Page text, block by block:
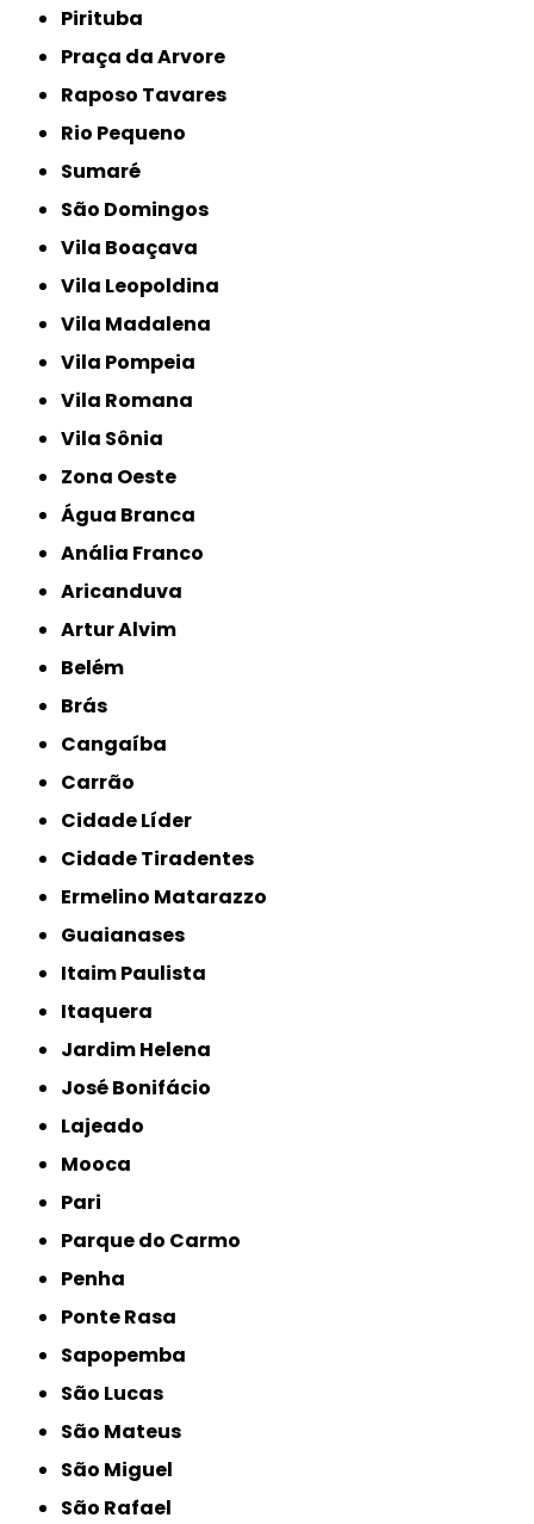
Pirituba
Praça da Arvore
Raposo Tavares
Rio Pequeno
Sumaré
São Domingos
Vila Boaçava
Vila Leopoldina
Vila Madalena
Vila Pompeia
Vila Romana
Vila Sônia
Zona Oeste
Água Branca
Anália Franco
Aricanduva
Artur Alvim
Belém
Brás
Cangaíba
Carrão
Cidade Líder
Cidade Tiradentes
Ermelino Matarazzo
Guaianases
Itaim Paulista
Itaquera
Jardim Helena
José Bonifácio
Lajeado
Mooca
Pari
Parque do Carmo
Penha
Ponte Rasa
Sapopemba
São Lucas
São Mateus
São Miguel
São Rafael